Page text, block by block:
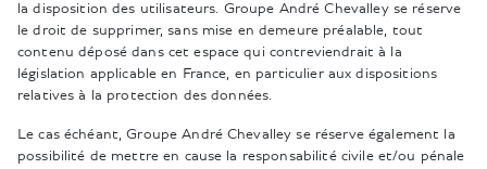
la disposition des utilisateurs. Groupe André Chevalley se réserve
le droit de supprimer, sans mise en demeure préalable, tout
contenu déposé dans cet espace qui contreviendrait à la
législation applicable en France, en particulier aux dispositions
relatives à la protection des données.
Le cas échéant, Groupe André Chevalley se réserve également la
possibilité de mettre en cause la responsabilité civile et/ou pénale